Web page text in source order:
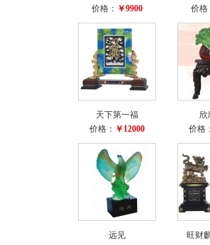
价格： ￥9900
价格
天下第一福
价格： ￥12000
欣
价格
远见
旺财